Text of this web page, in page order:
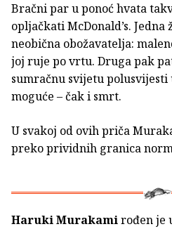
Bračni par u ponoć hvata
opljačkati McDonald’s.
neobična obožavatelja:
joj ruje po vrtu. Druga pak
sumračnu svijetu polusvijesti
moguće – čak i smrt.
U svakoj od ovih priča
preko prividnih granica
Haruki Murakamirođen je